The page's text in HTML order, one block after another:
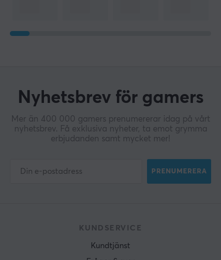
Nyhetsbrev för gamers
Mer än 400 000 gamers prenumererar idag på vårt
nyhetsbrev. Få exklusiva nyheter, ta emot grymma
erbjudanden samt mycket mer!
PRENUMERERA
KUNDSERVICE
Kundtjänst